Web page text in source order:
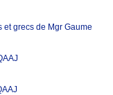
grecs de Mgr Gaume